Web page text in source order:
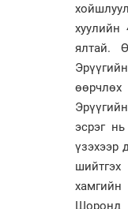
ялтай.
эсрэг
үзэхээр
Шоронд